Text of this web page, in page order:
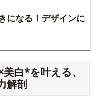
になる！デザインに
白*を叶える、
解剖